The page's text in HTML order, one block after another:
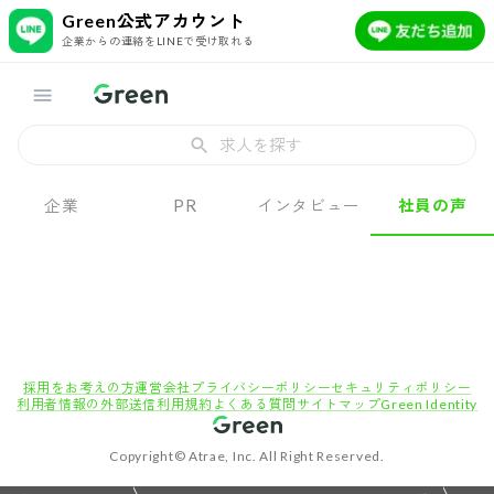
Green公式アカウント
企業からの連絡をLINEで受け取れる
求人を探す
企業 PR インタビュー 社員の声
採用をお考えの方運営会社 プライバシーポリシーセキュリティポリシー
利用者情報の外部送信利用規約 よくある質問 サイトマップGreen Identity
Copyright© Atrae, Inc. All Right Reserved.